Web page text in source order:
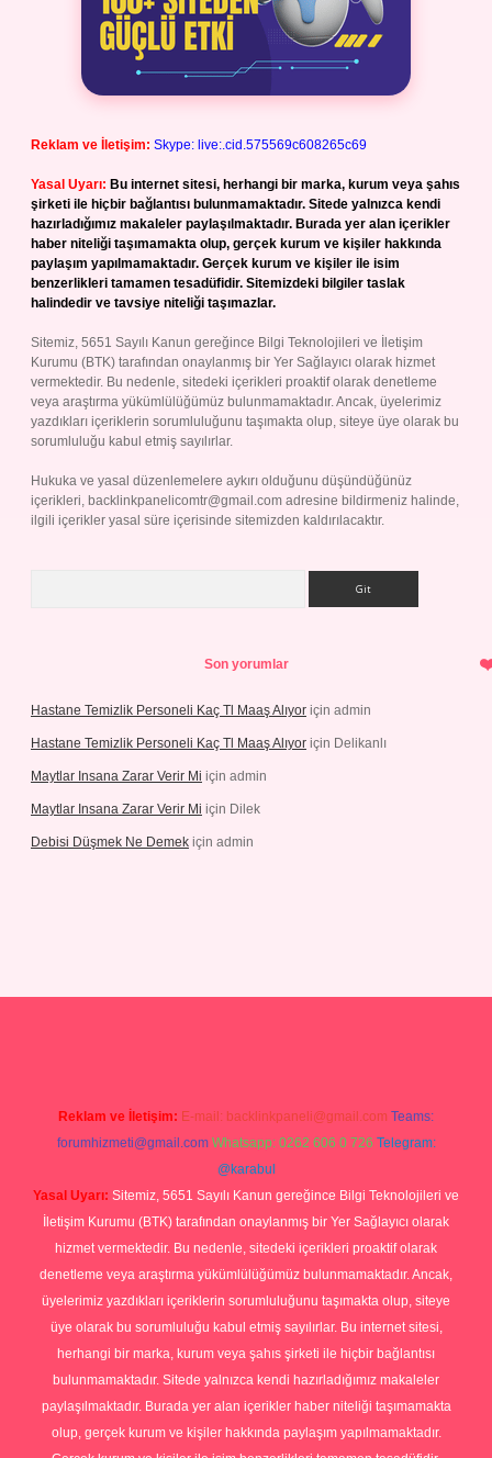
Reklam ve İletişim: Skype: live:.cid.575569c608265c69
Yasal Uyarı: Bu internet sitesi, herhangi bir marka, kurum veya şahıs
şirketi ile hiçbir bağlantısı bulunmamaktadır. Sitede yalnızca kendi
hazırladığımız makaleler paylaşılmaktadır. Burada yer alan içerikler
haber niteliği taşımamakta olup, gerçek kurum ve kişiler hakkında
paylaşım yapılmamaktadır. Gerçek kurum ve kişiler ile isim
benzerlikleri tamamen tesadüfidir. Sitemizdeki bilgiler taslak
halindedir ve tavsiye niteliği taşımazlar.
Sitemiz, 5651 Sayılı Kanun gereğince Bilgi Teknolojileri ve İletişim
Kurumu (BTK) tarafından onaylanmış bir Yer Sağlayıcı olarak hizmet
vermektedir. Bu nedenle, sitedeki içerikleri proaktif olarak denetleme
veya araştırma yükümlülüğümüz bulunmamaktadır. Ancak, üyelerimiz
yazdıkları içeriklerin sorumluluğunu taşımakta olup, siteye üye olarak bu
sorumluluğu kabul etmiş sayılırlar.
Hukuka ve yasal düzenlemelere aykırı olduğunu düşündüğünüz
içerikleri, backlinkpanelicomtr@gmail.com adresine bildirmeniz halinde,
ilgili içerikler yasal süre içerisinde sitemizden kaldırılacaktır.
Son yorumlar
Hastane Temizlik Personeli Kaç Tl Maaş Alıyor için admin
Hastane Temizlik Personeli Kaç Tl Maaş Alıyor için Delikanlı
Maytlar Insana Zarar Verir Mi için admin
Maytlar Insana Zarar Verir Mi için Dilek
Debisi Düşmek Ne Demek için admin
Reklam ve İletişim: E-mail: backlinkpaneli@gmail.com Teams:
forumhizmeti@gmail.com Whatsapp: 0262 606 0 726 Telegram:
@karabul
Yasal Uyarı: Sitemiz, 5651 Sayılı Kanun gereğince Bilgi Teknolojileri ve
İletişim Kurumu (BTK) tarafından onaylanmış bir Yer Sağlayıcı olarak
hizmet vermektedir. Bu nedenle, sitedeki içerikleri proaktif olarak
denetleme veya araştırma yükümlülüğümüz bulunmamaktadır. Ancak,
üyelerimiz yazdıkları içeriklerin sorumluluğunu taşımakta olup, siteye
üye olarak bu sorumluluğu kabul etmiş sayılırlar. Bu internet sitesi,
herhangi bir marka, kurum veya şahıs şirketi ile hiçbir bağlantısı
bulunmamaktadır. Sitede yalnızca kendi hazırladığımız makaleler
paylaşılmaktadır. Burada yer alan içerikler haber niteliği taşımamakta
olup, gerçek kurum ve kişiler hakkında paylaşım yapılmamaktadır.